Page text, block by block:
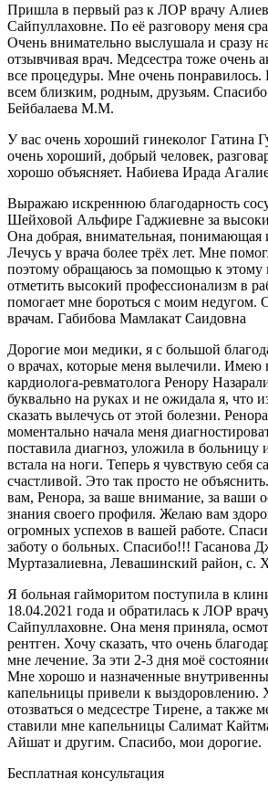
Пришла в первый раз к ЛОР врачу
Сайпуллаховне. По её разговору меня
Очень внимательно выслушала и сразу
отзывчивая врач. Медсестра тоже очень
все процедуры. Мне очень понравилось.
всем близким, родным, друзьям.
Бейбалаева М.М.
У вас очень хороший гинеколог Гатина
очень хороший, добрый человек,
хорошо объясняет. Набиева Ирада
Выражаю искреннюю благодарность
Шейховой Альфире Гаджиевне за
Она добрая, внимательная, понимающая
Лечусь у врача более трёх лет. Мне
поэтому обращаюсь за помощью к этому
отметить высокий профессионализм в
помогает мне бороться с моим недугом.
врачам. Габибова Мамлакат Саидовна
Дорогие мои медики, я с большой
о врачах, которые меня вылечили. Имею
кардиолога-ревматолога Ренору
буквально на руках и не ожидала я, что
сказать вылечусь от этой болезни.
моментально начала меня
поставила диагноз, уложила в больницу
встала на ноги. Теперь я чувствую себя
счастливой. Это так просто не
вам, Ренора, за ваше внимание, за ваши
знания своего профиля. Желаю вам
огромных успехов в вашей работе.
заботу о больных. Спасибо!!! Гасанова
Муртазалиевна, Левашинский район, с.
Я больная гайморитом поступила в
18.04.2021 года и обратилась к ЛОР
Сайпуллаховне. Она меня приняла,
рентген. Хочу сказать, что очень
мне лечение. За эти 2-3 дня моё
Мне хорошо и назначенные
капельницы привели к выздоровлению.
отозваться о медсестре Тирене, а также
ставили мне капельницы Салимат
Айшат и другим. Спасибо, мои дорогие.
Бесплатная консультация